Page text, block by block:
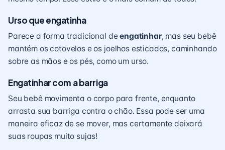
Urso que engatinha
Parece a forma tradicional deengatinhar, mas seu bebê
mantém os cotovelos e os joelhos esticados, caminhando
sobre as mãos e os pés, como um urso.
Engatinhar com a barriga
Seu bebê movimenta o corpo para frente, enquanto
arrasta sua barriga contra o chão. Essa pode ser uma
maneira eficaz de se mover, mas certamente deixará
suas roupas muito sujas!